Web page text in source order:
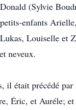
(Sylvie
enfants
Louiselle et
neveux.
il était précédé par
Éric, et Auréle; et